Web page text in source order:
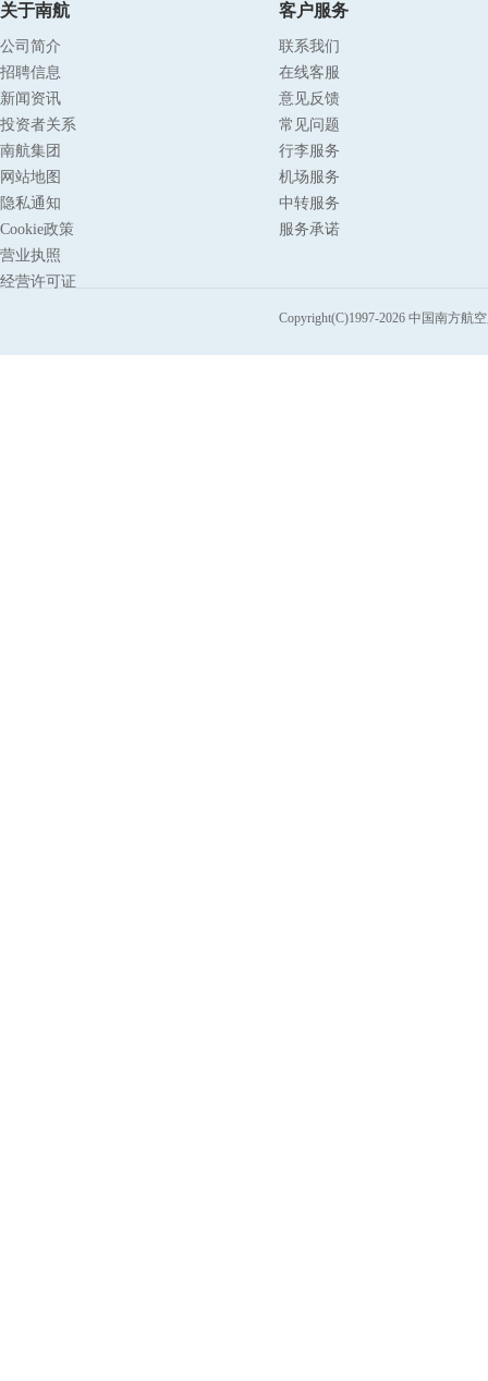
关于南航
公司简介
招聘信息
新闻资讯
投资者关系
南航集团
网站地图
隐私通知
Cookie政策
营业执照
经营许可证
客户服务
联系我们
在线客服
意见反馈
常见问题
行李服务
机场服务
中转服务
服务承诺
Copyright(C)1997-2026 中国南方航